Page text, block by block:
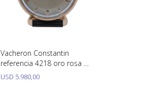
Vacheron Constantin
referencia 4218 oro rosa 36
mm año 1950
aproximadamente
USD 5.980,00